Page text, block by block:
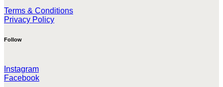
Terms & Conditions
Privacy Policy
Follow
Instagram
Facebook